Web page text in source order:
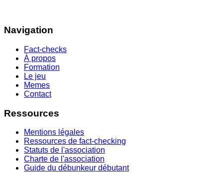
Navigation
Fact-checks
À propos
Formation
Le jeu
Memes
Contact
Ressources
Mentions légales
Ressources de fact-checking
Statuts de l'association
Charte de l'association
Guide du débunkeur débutant